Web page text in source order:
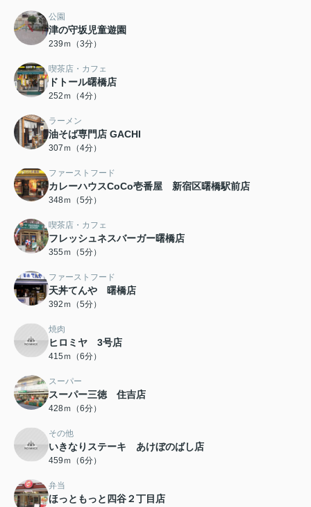
公園
津の守坂児童遊園
239ｍ（3分）
喫茶店・カフェ
ドトール曙橋店
252ｍ（4分）
ラーメン
油そば専門店 GACHI
307ｍ（4分）
ファーストフード
カレーハウスCoCo壱番屋 新宿区曙橋駅前店
348ｍ（5分）
喫茶店・カフェ
フレッシュネスバーガー曙橋店
355ｍ（5分）
ファーストフード
天丼てんや 曙橋店
392ｍ（5分）
焼肉
ヒロミヤ 3号店
415ｍ（6分）
スーパー
スーパー三徳 住吉店
428ｍ（6分）
その他
いきなりステーキ あけぼのばし店
459ｍ（6分）
弁当
ほっともっと四谷２丁目店